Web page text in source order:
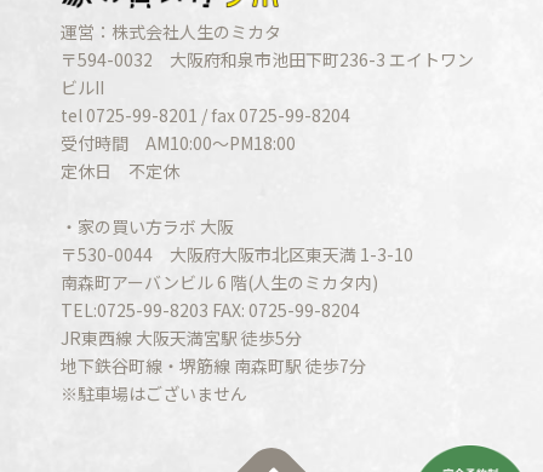
運営：株式会社人生のミカタ
〒594-0032 大阪府和泉市池田下町236-3 エイトワン
ビルII
tel 0725-99-8201 / fax 0725-99-8204
受付時間 AM10:00〜PM18:00
定休日 不定休
・家の買い方ラボ 大阪
〒530-0044 大阪府大阪市北区東天満 1-3-10
南森町アーバンビル 6 階(人生のミカタ内)
TEL:0725-99-8203 FAX: 0725-99-8204
JR東西線 大阪天満宮駅 徒歩5分
地下鉄谷町線・堺筋線 南森町駅 徒歩7分
※駐車場はございません